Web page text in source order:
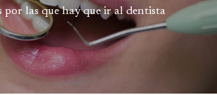
por las que hay que ir al dentista